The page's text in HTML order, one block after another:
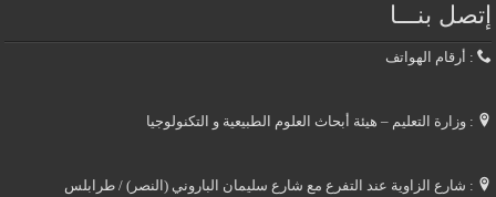
إتصل بنـــا
: أرقام الهواتف
: وزارة التعليم – هيئة أبحاث العلوم الطبيعية و التكنولوجيا
: شارع الزاوية عند التفرع مع شارع سليمان الباروني (النصر) / طرابلس